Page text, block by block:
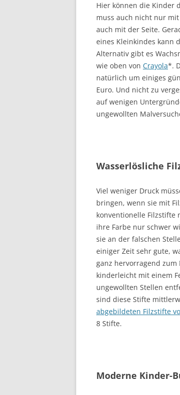
Hier können die Kinder
muss auch nicht nur
auch mit der Seite.
eines Kleinkindes kann
Alternativ gibt es
wie oben von Crayola*.
natürlich um einiges
Euro. Und nicht zu
auf wenigen
ungewollten
Wasserlösliche
Viel weniger Druck
bringen, wenn sie mit
konventionelle Filzstifte
ihre Farbe nur schwer
sie an der falschen
einiger Zeit sehr gute,
ganz hervorragend
kinderleicht mit einem
ungewollten Stellen
sind diese Stifte
abgebildeten Filzstifte
8 Stifte.
Moderne Kinder-